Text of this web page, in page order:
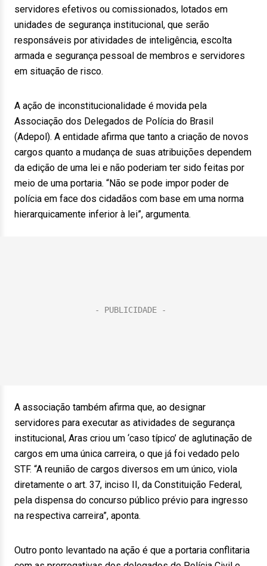
servidores efetivos ou comissionados, lotados em
unidades de segurança institucional, que serão
responsáveis por atividades de inteligência, escolta
armada e segurança pessoal de membros e servidores
em situação de risco.
A ação de inconstitucionalidade é movida pela
Associação dos Delegados de Polícia do Brasil
(Adepol). A entidade afirma que tanto a criação de novos
cargos quanto a mudança de suas atribuições dependem
da edição de uma lei e não poderiam ter sido feitas por
meio de uma portaria. “Não se pode impor poder de
polícia em face dos cidadãos com base em uma norma
hierarquicamente inferior à lei”, argumenta.
A associação também afirma que, ao designar
servidores para executar as atividades de segurança
institucional, Aras criou um ‘caso típico’ de aglutinação de
cargos em uma única carreira, o que já foi vedado pelo
STF. “A reunião de cargos diversos em um único, viola
diretamente o art. 37, inciso II, da Constituição Federal,
pela dispensa do concurso público prévio para ingresso
na respectiva carreira”, aponta.
Outro ponto levantado na ação é que a portaria conflitaria